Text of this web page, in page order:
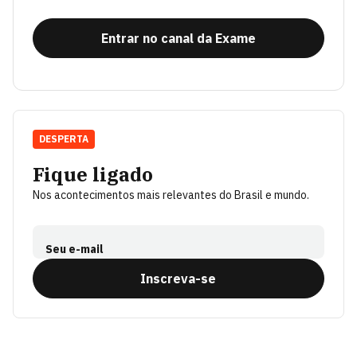
Entrar no canal da Exame
Fique ligado
Nos acontecimentos mais relevantes do Brasil e mundo.
Seu e-mail
Inscreva-se
DESPERTA